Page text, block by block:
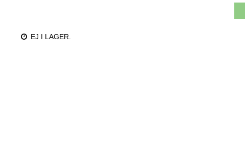
EJ I LAGER.